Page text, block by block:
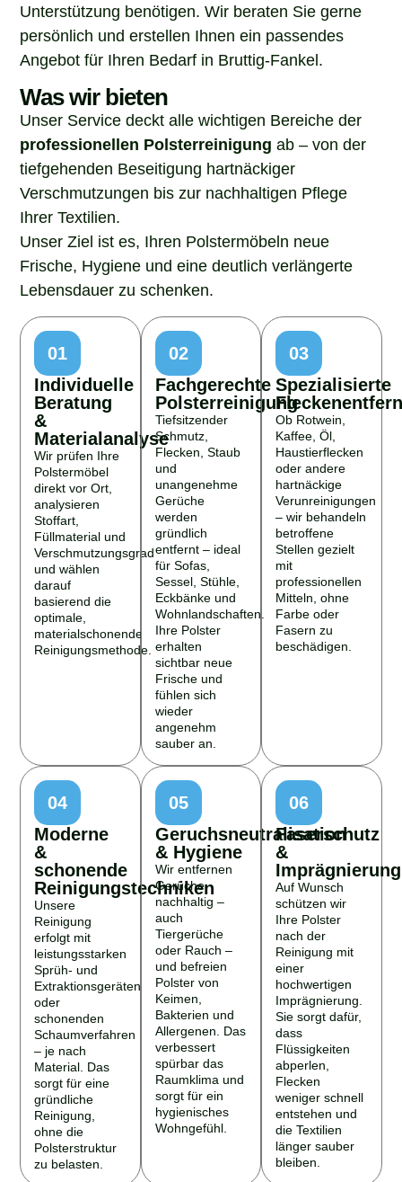
Unterstützung benötigen. Wir beraten Sie gerne
persönlich und erstellen Ihnen ein passendes
Angebot für Ihren Bedarf in Bruttig-Fankel.
Was wir bieten
Unser Service deckt alle wichtigen Bereiche der
professionellen Polsterreinigung ab – von der
tiefgehenden Beseitigung hartnäckiger
Verschmutzungen bis zur nachhaltigen Pflege
Ihrer Textilien.
Unser Ziel ist es, Ihren Polstermöbeln neue
Frische, Hygiene und eine deutlich verlängerte
Lebensdauer zu schenken.
01
Individuelle
Beratung
&
Materialanalyse
Wir prüfen Ihre
Polstermöbel
direkt vor Ort,
analysieren
Stoffart,
Füllmaterial und
Verschmutzungsgrad
und wählen
darauf
basierend die
optimale,
materialschonende
Reinigungsmethode.
02
Fachgerechte
Polsterreinigung
Tiefsitzender
Schmutz,
Flecken, Staub
und
unangenehme
Gerüche
werden
gründlich
entfernt – ideal
für Sofas,
Sessel, Stühle,
Eckbänke und
Wohnlandschaften.
Ihre Polster
erhalten
sichtbar neue
Frische und
fühlen sich
wieder
angenehm
sauber an.
03
Spezialisierte
Ob Rotwein,
Kaffee, Öl,
Haustierflecken
oder andere
hartnäckige
Verunreinigungen
– wir behandeln
betroffene
Stellen gezielt
mit
professionellen
Mitteln, ohne
Farbe oder
Fasern zu
beschädigen.
04
Moderne
&
schonende
Reinigungstechniken
Unsere
Reinigung
erfolgt mit
leistungsstarken
Sprüh- und
Extraktionsgeräten
oder
schonenden
Schaumverfahren
– je nach
Material. Das
sorgt für eine
gründliche
Reinigung,
ohne die
Polsterstruktur
zu belasten.
05
Geruchsneutralisation
& Hygiene
Wir entfernen
Gerüche
nachhaltig –
auch
Tiergerüche
oder Rauch –
und befreien
Polster von
Keimen,
Bakterien und
Allergenen. Das
verbessert
spürbar das
Raumklima und
sorgt für ein
hygienisches
Wohngefühl.
06
Faserschutz
&
Imprägnierung
Auf Wunsch
schützen wir
Ihre Polster
nach der
Reinigung mit
einer
hochwertigen
Imprägnierung.
Sie sorgt dafür,
dass
Flüssigkeiten
abperlen,
Flecken
weniger schnell
entstehen und
die Textilien
länger sauber
bleiben.